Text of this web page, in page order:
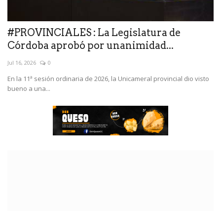
#PROVINCIALES : La Legislatura de
Córdoba aprobó por unanimidad...
Jul 16, 2026 0
En la 11ª sesión ordinaria de 2026, la Unicameral provincial dio visto
bueno a una...